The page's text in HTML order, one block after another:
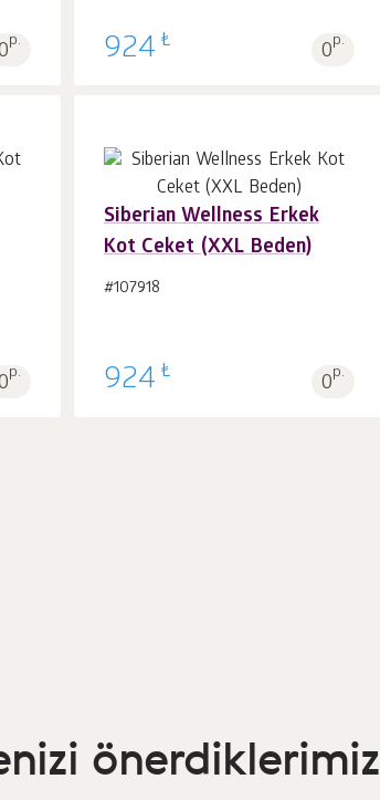
p. 924 ₺ 0p.
p.
Siberian Wellness Erkek
Kot Ceket (XXL Beden)
#107918
924 ₺ 0p.
önerdiklerimiz